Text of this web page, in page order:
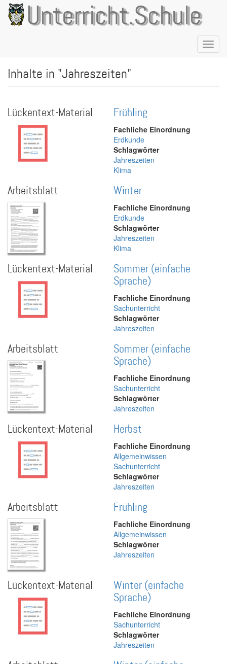
Direkt
zum
Inhalt
Unterricht.Schule
Inhalte in "Jahreszeiten"
Lückentext-Material Frühling
Fachliche Einordnung
Erdkunde
Schlagwörter
Jahreszeiten
Klima
Arbeitsblatt Winter
Fachliche Einordnung
Erdkunde
Schlagwörter
Jahreszeiten
Klima
Lückentext-Material
Sommer (einfache
Sprache)
Fachliche Einordnung
Sachunterricht
Schlagwörter
Jahreszeiten
Arbeitsblatt
Sommer (einfache
Sprache)
Fachliche Einordnung
Sachunterricht
Schlagwörter
Jahreszeiten
Lückentext-Material Herbst
Fachliche Einordnung
Allgemeinwissen
Sachunterricht
Schlagwörter
Jahreszeiten
Arbeitsblatt Frühling
Fachliche Einordnung
Allgemeinwissen
Schlagwörter
Jahreszeiten
Lückentext-Material
Winter (einfache
Sprache)
Fachliche Einordnung
Sachunterricht
Schlagwörter
Jahreszeiten